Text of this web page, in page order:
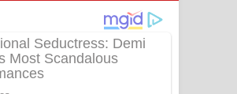
ගීතයේ පද පෙළ
Niwuna Numba Hinda Song Lyrics -